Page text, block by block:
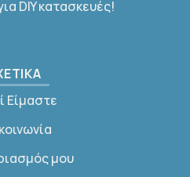
DIY κατασκευές!
Είμαστε
μου